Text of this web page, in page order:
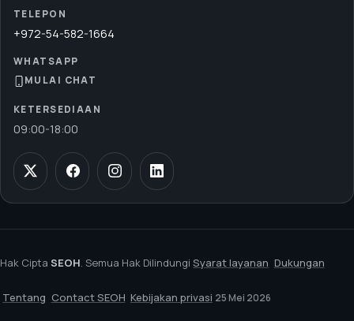
TELEPON
+972-54-582-1664
WHATSAPP
MULAI CHAT
KETERSEDIAAN
09:00-18:00
Hak Cipta SEOH. Semua Hak Dilindungi Syarat layanan Dukungan
Tentang Contact SEOH Kebijakan privasi 25 Mei 2026